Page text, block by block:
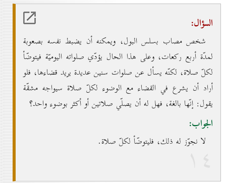
السؤال:
شخص مصاب بسلس البول، ويمكنه أن يضبط نفسه بصعوبة
لمدّة أربع ركعات، وعلى هذا الحال يؤدّي صلواته اليوميّة فيتوضّأ
لكلّ صلاة، لكنّه يسأل عن صلوات سنين عديدة يريد قضاءها، فلو
أراد أن يشرع في القضاء مع الوضوء لكلّ صلاة سيواجه مشقّة
يقول: إنّها بالغة، فهل له أن يصلّي صلاتين أو أكثر بوضوء واحد؟
الجواب:
لا نجوّز له ذلك، فليتوضّأ لكلّ صلاة.
۱٤